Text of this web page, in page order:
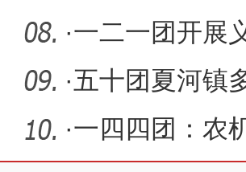
·一二一团开展
林热潮
·五十团夏河镇
·一四四团：农